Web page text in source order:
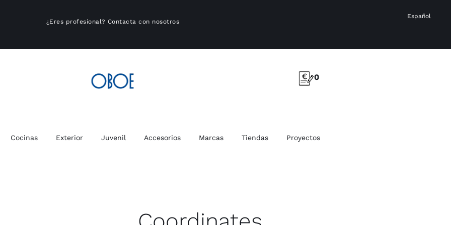
¿Eres profesional? Contacta con nosotros
Español
0
Cocinas Exterior Juvenil Accesorios Marcas Tiendas Proyectos